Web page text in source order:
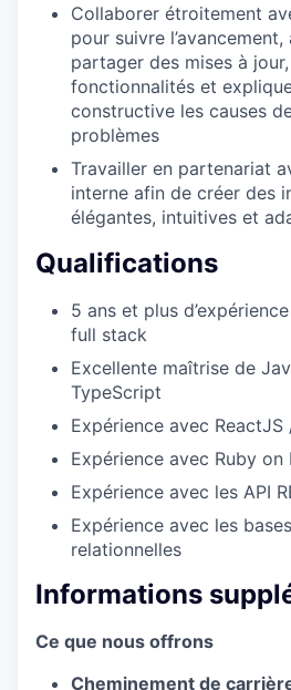
Collaborer étroitement
pour suivre
partager des mises à
fonctionnalités et
constructive les causes
problèmes
Travailler en partenariat
interne afin de créer des
élégantes, intuitives et
Qualifications
5 ans et plus
full stack
Excellente maîtrise de
TypeScript
Expérience avec
Expérience avec Ruby on
Expérience avec les API
Expérience avec les
relationnelles
Informations
Ce que nous offrons
Cheminement de